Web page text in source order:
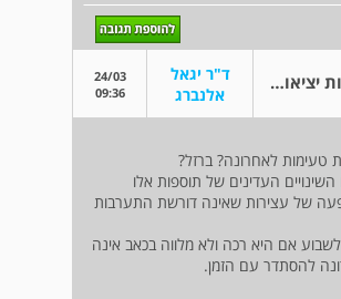
תדירות יציאות אצל תינוק יונק
ד"ר יגאל
אלנברג
24/03
09:36
לאחרונה? ברזל?
העדינים של תוספות אלו
של עצירות שאינה דורשת התערבות
אם היא רכה ולא מלווה בכאב אינה
להסתדר עם הזמן.